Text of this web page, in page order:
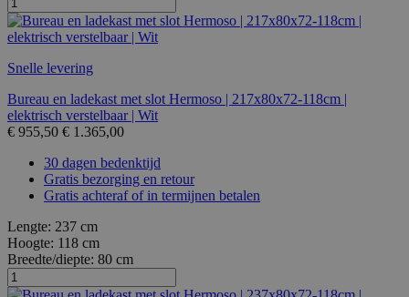
Snelle levering
Bureau en ladekast met slot Hermoso | 217x80x72-118cm |
elektrisch verstelbaar | Wit
€ 955,50 € 1.365,00
30 dagen bedenktijd
Gratis bezorging en retour
Gratis achteraf of in termijnen betalen
Lengte: 237 cm
Hoogte: 118 cm
Breedte/diepte: 80 cm